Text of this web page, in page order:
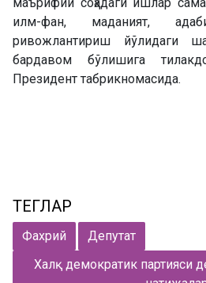
илм-фан, маданият,
ривожлантириш йўлидаги
бардавом бўлишига
Президент табрикномасида.
ТЕГЛАР
Фахрий
Депутат
Халқ демократик партияси